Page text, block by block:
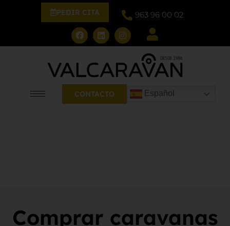
PEDIR CITA 963 96 00 02
CONTACTO Español
Comprar caravanas